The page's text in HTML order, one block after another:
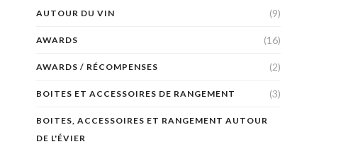
AUTOUR DU VIN (9)
AWARDS (16)
AWARDS / RÉCOMPENSES (2)
BOITES ET ACCESSOIRES DE RANGEMENT (3)
BOITES, ACCESSOIRES ET RANGEMENT AUTOUR
DE L'ÉVIER